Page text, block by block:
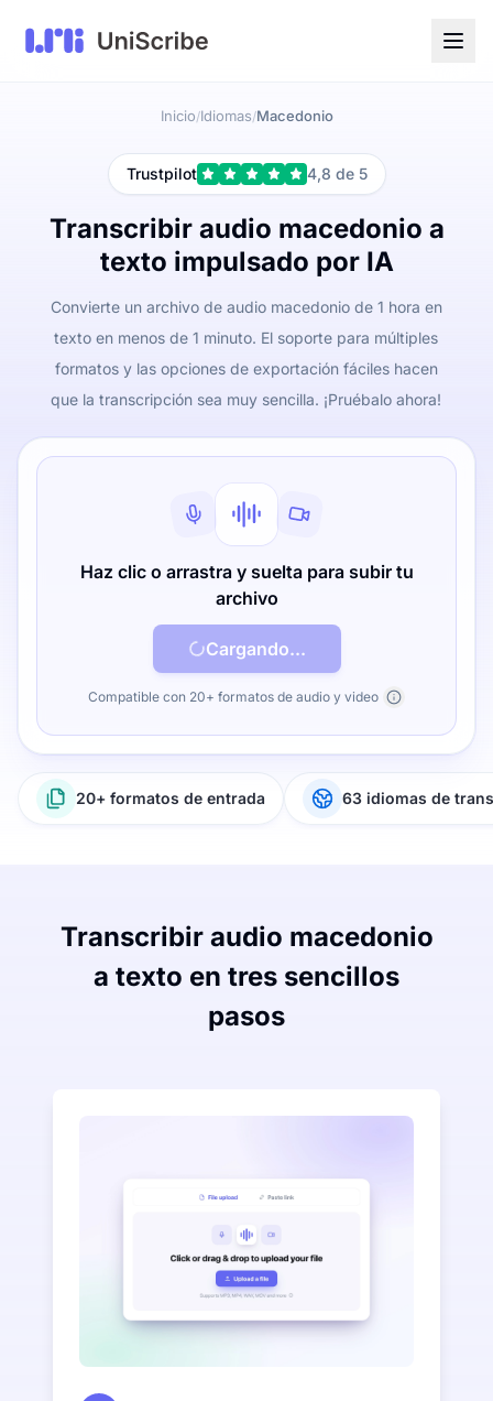
Inicio/Idiomas/Macedonio
Trustpilot 4,8 de 5
Transcribir audio macedonio a
texto impulsado por IA
Convierte un archivo de audio macedonio de 1 hora en
texto en menos de 1 minuto. El soporte para múltiples
formatos y las opciones de exportación fáciles hacen
que la transcripción sea muy sencilla. ¡Pruébalo ahora!
Haz clic o arrastra y suelta para subir tu
archivo
Cargando...
Compatible con 20+ formatos de audio y video
20+ formatos de entrada 63 idiomas de
Transcribir audio macedonio
a texto en tres sencillos
pasos